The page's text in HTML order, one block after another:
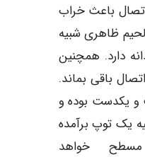
باعث خراب
ظاهری شبیه
دانه دارد. همچنین
باقی بماند.
و یکدست بوده و
یک توپ برآمده
مسطح خواهد